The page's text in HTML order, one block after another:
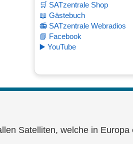
🛒 SATzentrale Shop
📖 Gästebuch
📻 SATzentrale Webradios
📘 Facebook
▶️ YouTube
Satelliten, welche in